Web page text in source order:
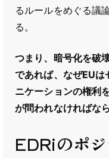
るルールをめぐる議
る。
つまり、暗号化を破
であれば、なぜEUは
ニケーションの権利
が問われなければな
EDRiのポジ